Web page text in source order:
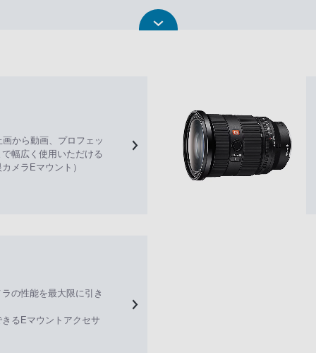
から動画、プロフェッ
幅広く使用いただける
メラEマウント）
の性能を最大限に引き
るEマウントアクセサ